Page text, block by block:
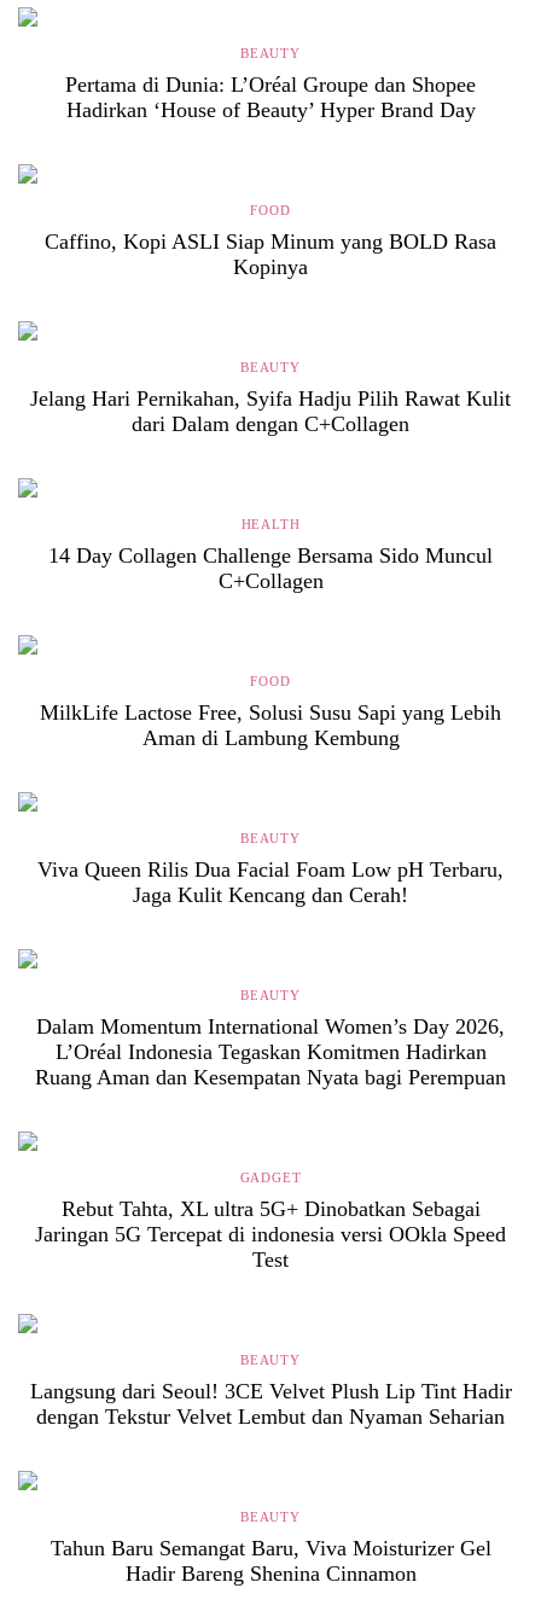
BEAUTY
Pertama di Dunia: L’Oréal Groupe dan Shopee
Hadirkan ‘House of Beauty’ Hyper Brand Day
FOOD
Caffino, Kopi ASLI Siap Minum yang BOLD Rasa
Kopinya
BEAUTY
Jelang Hari Pernikahan, Syifa Hadju Pilih Rawat Kulit
dari Dalam dengan C+Collagen
HEALTH
14 Day Collagen Challenge Bersama Sido Muncul
C+Collagen
FOOD
MilkLife Lactose Free, Solusi Susu Sapi yang Lebih
Aman di Lambung Kembung
BEAUTY
Viva Queen Rilis Dua Facial Foam Low pH Terbaru,
Jaga Kulit Kencang dan Cerah!
BEAUTY
Dalam Momentum International Women’s Day 2026,
L’Oréal Indonesia Tegaskan Komitmen Hadirkan
Ruang Aman dan Kesempatan Nyata bagi Perempuan
GADGET
Rebut Tahta, XL ultra 5G+ Dinobatkan Sebagai
Jaringan 5G Tercepat di indonesia versi OOkla Speed
Test
BEAUTY
Langsung dari Seoul! 3CE Velvet Plush Lip Tint Hadir
dengan Tekstur Velvet Lembut dan Nyaman Seharian
BEAUTY
Tahun Baru Semangat Baru, Viva Moisturizer Gel
Hadir Bareng Shenina Cinnamon